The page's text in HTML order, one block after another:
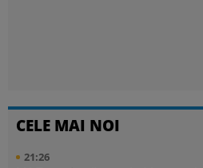
CELE MAI NOI
21:26